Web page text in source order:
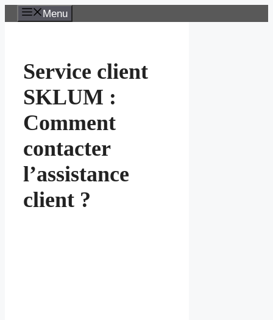
Aller
au
Menu
Service client
SKLUM :
Comment
contacter
l’assistance
client ?